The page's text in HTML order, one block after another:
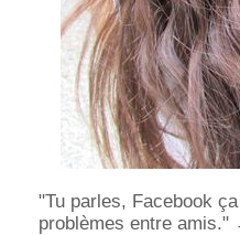
"Tu parles, Facebook
problèmes entre amis."